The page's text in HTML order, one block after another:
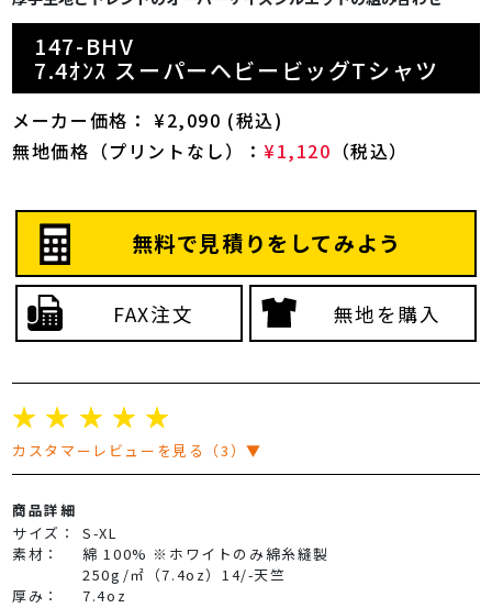
147-BHV
7.4ｵﾝｽ スーパーヘビービッグTシャツ
メーカー価格： ¥2,090 (税込)
無地価格（プリントなし）： ¥1,120 （税込）
無料で見積りをしてみよう
FAX注文 無地を購入
☆ ☆ ☆ ☆ ☆
カスタマーレビューを見る（3）▼
商品詳細
サイズ：
S-XL
素材：
綿 100% ※ホワイトのみ綿糸縫製
250g/㎡（7.4oz）14/-天竺
厚み：
7.4oz